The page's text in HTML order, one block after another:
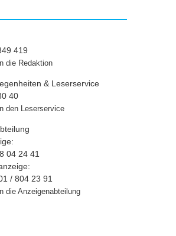
419
die Redaktion
& Leserservice
40
den Leserservice
04 24 41
/ 804 23 91
die Anzeigenabteilung